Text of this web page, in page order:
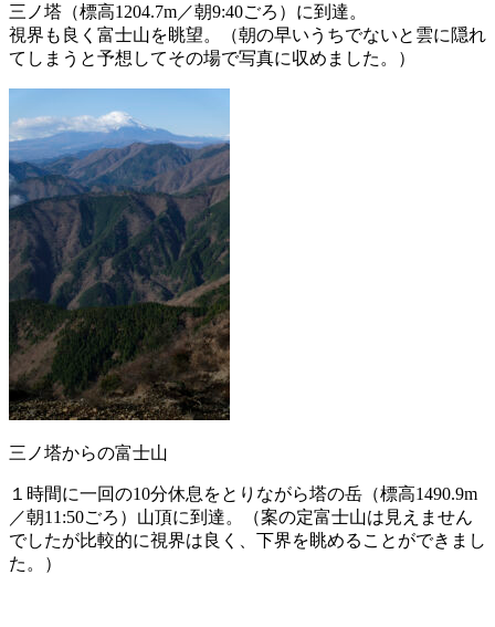
三ノ塔（標高1204.7m／朝9:40ごろ）に到達。
視界も良く富士山を眺望。（朝の早いうちでないと雲に隠れ
てしまうと予想してその場で写真に収めました。）
三ノ塔からの富士山
１時間に一回の10分休息をとりながら塔の岳（標高1490.9m
／朝11:50ごろ）山頂に到達。（案の定富士山は見えません
でしたが比較的に視界は良く、下界を眺めることができまし
た。）